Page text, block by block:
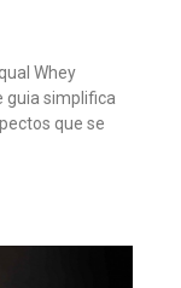
Whey
guia simplifica
que se